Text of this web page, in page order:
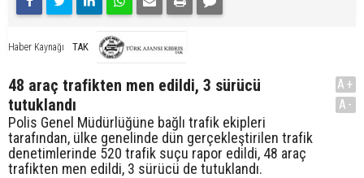
Haber Kaynağı TAK
48 araç trafikten men edildi, 3 sürücü
tutuklandı
Polis Genel Müdürlüğüne bağlı trafik ekipleri
tarafından, ülke genelinde dün gerçekleştirilen trafik
denetimlerinde 520 trafik suçu rapor edildi, 48 araç
trafikten men edildi, 3 sürücü de tutuklandı.
A+
A-